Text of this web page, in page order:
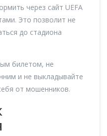
через сайт UEFA
Это позволит не
до стадиона
билетом, не
и не выкладывайте
от мошенников.